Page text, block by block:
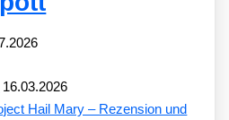
16.03.2026
Hail Mary – Rezension und